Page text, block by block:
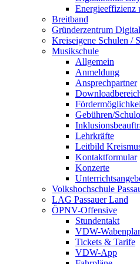
Energieeffizienz
Breitband
Gründerzentrum
Kreiseigene Schulen /
Musikschule
Allgemein
Anmeldung
Ansprechpartner
Gebühren/
Lehrkräfte
Leitbild
Kontaktformular
Konzerte
Volkshochschule
LAG Passauer Land
ÖPNV-Offensive
Stundentakt
VDW-
Tickets & Tarife
VDW-App